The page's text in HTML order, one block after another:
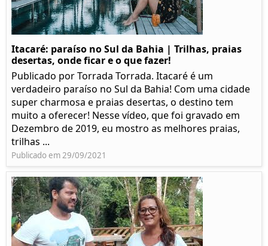
Itacaré: paraíso no Sul da Bahia | Trilhas, praias
desertas, onde ficar e o que fazer!
Publicado por Torrada Torrada. Itacaré é um
verdadeiro paraíso no Sul da Bahia! Com uma cidade
super charmosa e praias desertas, o destino tem
muito a oferecer! Nesse vídeo, que foi gravado em
Dezembro de 2019, eu mostro as melhores praias,
trilhas ...
Publicado em 29/09/2021